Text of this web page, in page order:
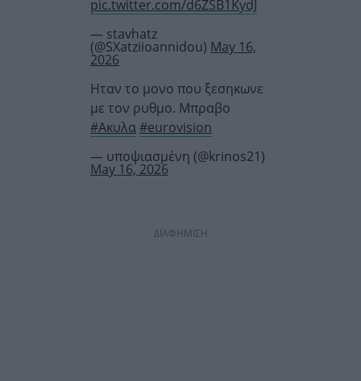
pic.twitter.com/d6ZSB1KydJ
— stavhatz
(@SXatziioannidou) May 16,
2026
Ηταν το μονο που ξεσηκωνε
με τον ρυθμο. Μπραβο
#Ακυλα#eurovision
— υποψιασμένη (@krinos21)
May 16, 2026
ΔΙΑΦΗΜΙΣΗ